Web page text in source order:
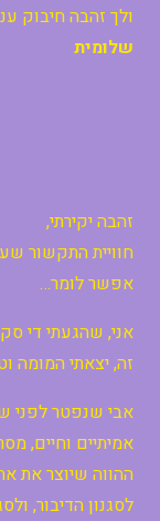
ולך זהבה חיבוק
שלומית
זהבה יקירתי,
חוויית התקשור
אפשר לומר…
אני, שהגעתי די
זה, יצאתי המומה
אבי שנפטר לפני
אמיתיים וחיים,
ההווה שיוצר את
לסגנון הדיבור,